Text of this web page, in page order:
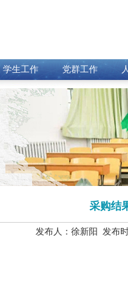
学生工作 党群工作
采购结
发布人：徐新阳 发布